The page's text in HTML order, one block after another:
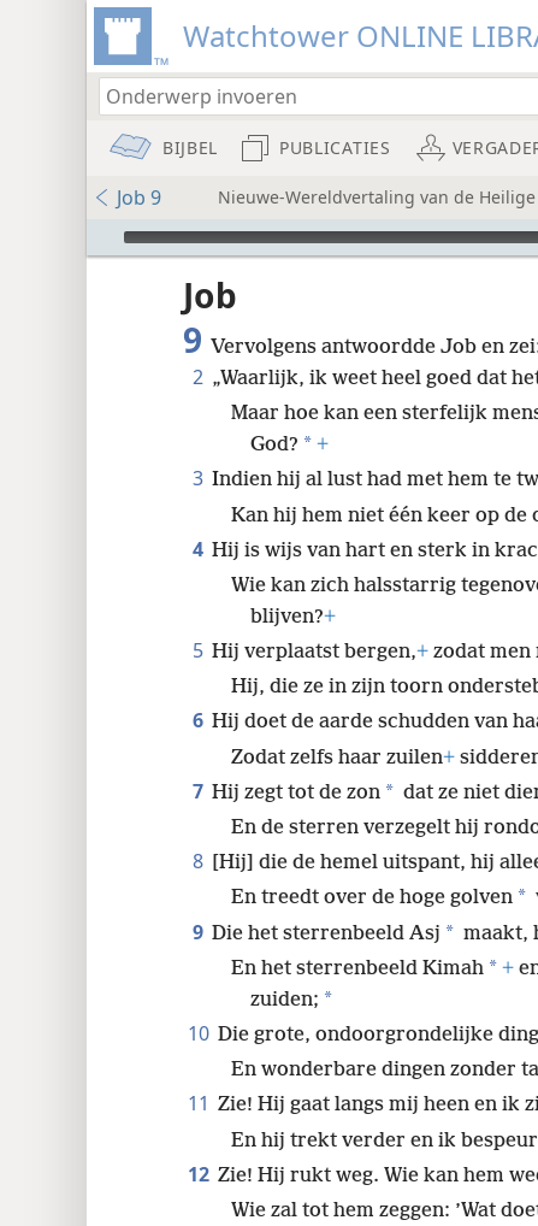
Watchtower ONLINE
BIJBEL PUBLICATIES
Job 9 Nieuwe-Wereldvertaling van de
Audio Player
Job
9 Vervolgens antwoordde Job en
2 „Waarlijk, ik weet heel goed dat
Maar hoe kan een sterfelijk
God? * +
3 Indien hij al lust had met hem te
Kan hij hem niet één keer op de
4 Hij is wijs van hart en sterk in
Wie kan zich halsstarrig
blijven?+
5 Hij verplaatst bergen,+ zodat men
Hij, die ze in zijn toorn
6 Hij doet de aarde schudden van
Zodat zelfs haar zuilen+
7 Hij zegt tot de zon * dat ze niet
En de sterren verzegelt hij
8 [Hij] die de hemel uitspant, hij
En treedt over de hoge golven *
9 Die het sterrenbeeld Asj * maakt,
En het sterrenbeeld Kimah * +
zuiden; *
10 Die grote, ondoorgrondelijke
En wonderbare dingen zonder
11 Zie! Hij gaat langs mij heen en ik
En hij trekt verder en ik
12 Zie! Hij rukt weg. Wie kan hem
Wie zal tot hem zeggen: ’Wat